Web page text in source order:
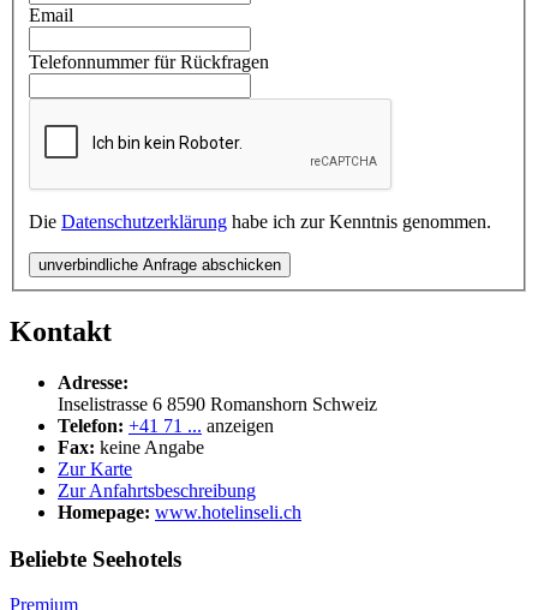
Email
Telefonnummer für Rückfragen
Die Datenschutzerklärung habe ich zur Kenntnis genommen.
unverbindliche Anfrage abschicken
Kontakt
Adresse:
Inselistrasse 6 8590 Romanshorn Schweiz
Telefon: +41 71 ... anzeigen
Fax: keine Angabe
Zur Karte
Zur Anfahrtsbeschreibung
Homepage: www.hotelinseli.ch
Beliebte Seehotels
Premium